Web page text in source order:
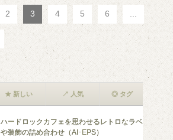
2 3 4 5 6
★ 新しい ↗ 人気 ◎ タグ
ハードロックカフェを思わせるレトロなラベル
や装飾の詰め合わせ（AI･EPS）